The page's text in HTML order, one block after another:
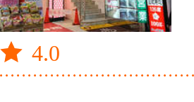
4.0